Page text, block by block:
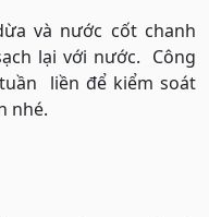
và nước cốt chanh
lại với nước. Công
liền để kiểm soát
nhé.